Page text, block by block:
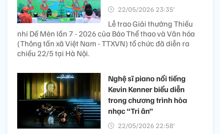
22/05/2026 23:35’
Lễ trao Giải thưởng Thiếu
nhi Dế Mèn lần 7 - 2026 của Báo Thể thao và Văn hóa
(Thông tấn xã Việt Nam - TTXVN) tổ chức đã diễn ra
chiều 22/5 tại Hà Nội.
Nghệ sĩ piano nổi tiếng
Kevin Kenner biểu diễn
trong chương trình hòa
nhạc “Tri ân”
22/05/2026 22:58’